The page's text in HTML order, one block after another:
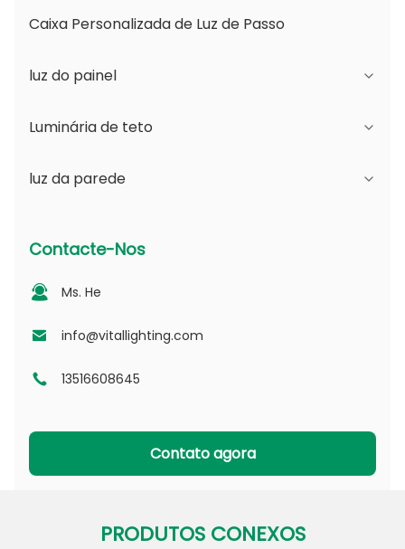
Caixa Personalizada de Luz de Passo
luz do painel
Série JDL
Série DSDL
Série MDL
Série NSDL
Série DL
Série PADL
Luminária de teto
Série JCL
Série fotovoltaica
Série PD
Série CL
Série PACL
luz da parede
Abertura Mutável
Série D - Placa de Guia de Luz Pontilhada
Contacte-Nos
Ms. He
info@vitallighting.com
13516608645
Contato agora
PRODUTOS CONEXOS